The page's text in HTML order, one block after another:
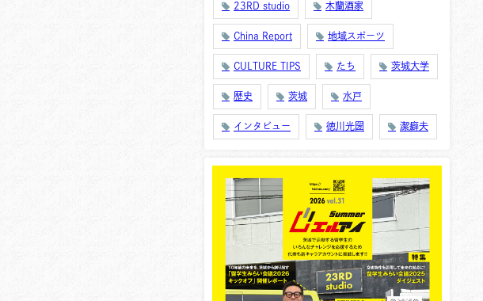
23RD studio 木蘭酒家
China Report 地域スポーツ
CULTURE TIPS たち 茨城大学
歴史 茨城 水戸
インタビュー 徳川光圀 潔癖夫